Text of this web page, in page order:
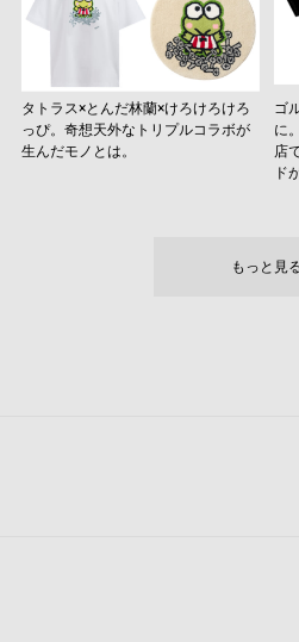
タトラス×とんだ林蘭×けろけろけろ
っぴ。奇想天外なトリプルコラボが
生んだモノとは。
ゴ
に
店
ド
もっと見